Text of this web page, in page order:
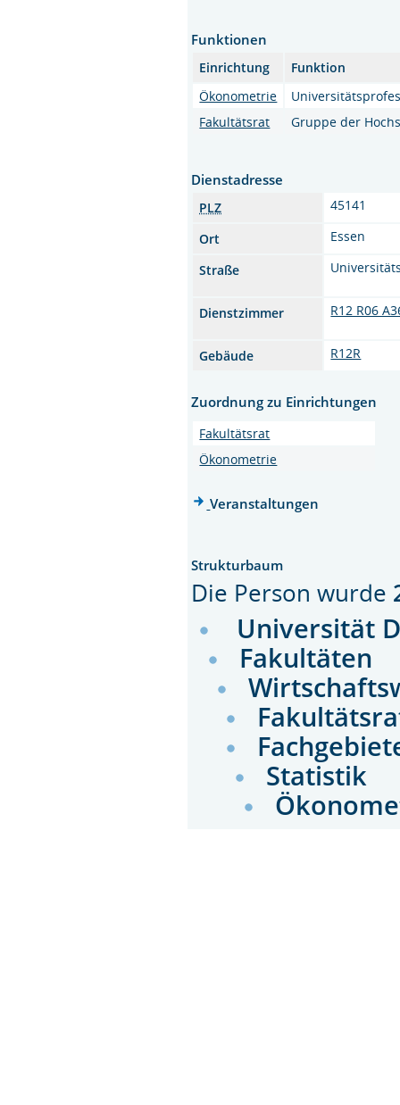
Funktionen
Einrichtung
Funktion
Ökonometrie
Fakultätsrat
Gruppe der
Dienstadresse
PLZ
45141
Ort
Essen
Straße
Dienstzimmer R12 R06
Gebäude R12R
Zuordnung zu Einrichtungen
Fakultätsrat
Ökonometrie
Veranstaltungen
Strukturbaum
Die Person wurde
Universität
Fakultäten
Statistik